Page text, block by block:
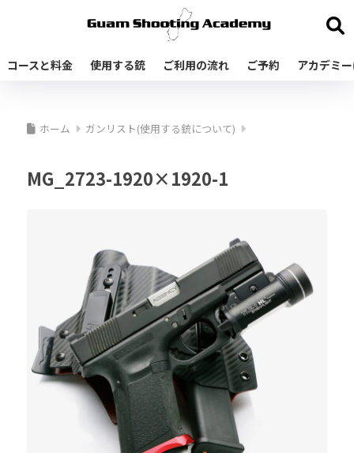
コースと料金 使用する銃 ご利用の流れ ご予約 アカデミ
ホーム ガンリスト(使用する銃について)
MG_2723-1920×1920-1